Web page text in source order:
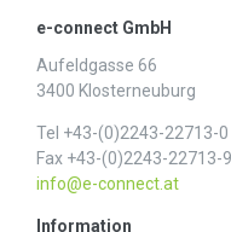
e-connect GmbH
Aufeldgasse 66
3400 Klosterneuburg
Tel +43-(0)2243-22713-0
Fax +43-(0)2243-22713-9
info@e-connect.at
Information